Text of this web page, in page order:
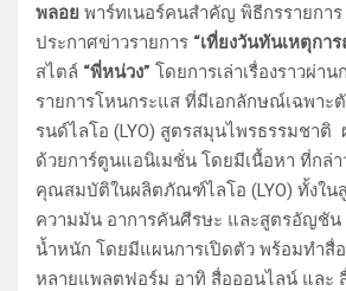
พลอย พาร์ทเนอร์คนสำคัญ พิธีกรรายการ
ประกาศข่าวรายการ “เที่ยงวันทันเหตุกา
สไตล์ “พี่หน่วง” โดยการเล่าเรื่องราวผ่า
รายการโหนกระแส ที่มีเอกลักษณ์เฉพาะ
รนด์ไลโอ (LYO) สูตรสมุนไพรธรรมชาติ
ด้วยการ์ตูนแอนิเมชั่น โดยมีเนื้อหา ที่กล่
คุณสมบัติในผลิตภัณฑ์ไลโอ (LYO) ทั้งใน
ความมัน อาการคันศีรษะ และสูตรอัญชัน
น้ำหนัก โดยมีแผนการเปิดตัว พร้อมทำสื่
หลายแพลตฟอร์ม อาทิ สื่อออนไลน์ และ